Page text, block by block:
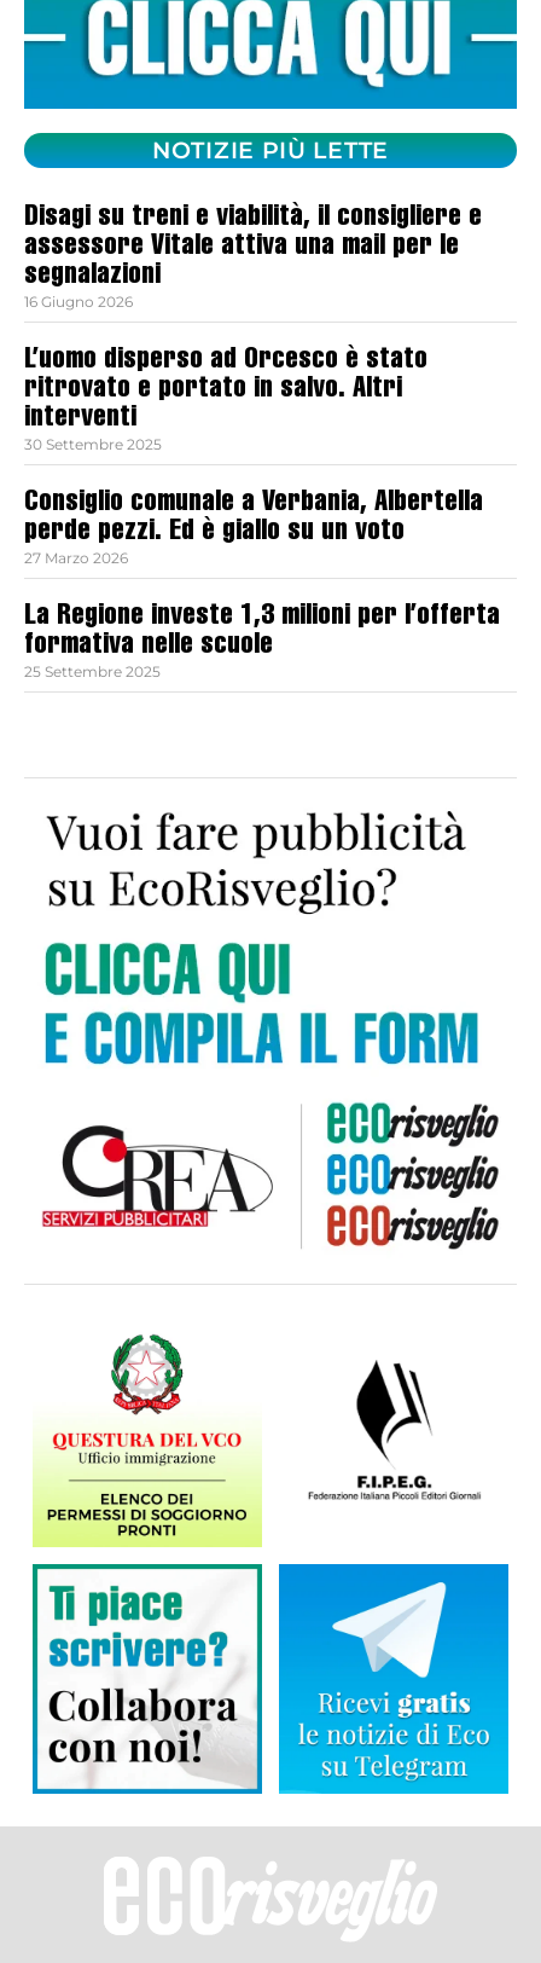
NOTIZIE PIÙ LETTE
Disagi su treni e viabilità, il consigliere e
assessore Vitale attiva una mail per le
segnalazioni
16 Giugno 2026
L’uomo disperso ad Orcesco è stato
ritrovato e portato in salvo. Altri
interventi
30 Settembre 2025
Consiglio comunale a Verbania, Albertella
perde pezzi. Ed è giallo su un voto
27 Marzo 2026
La Regione investe 1,3 milioni per l’offerta
formativa nelle scuole
25 Settembre 2025